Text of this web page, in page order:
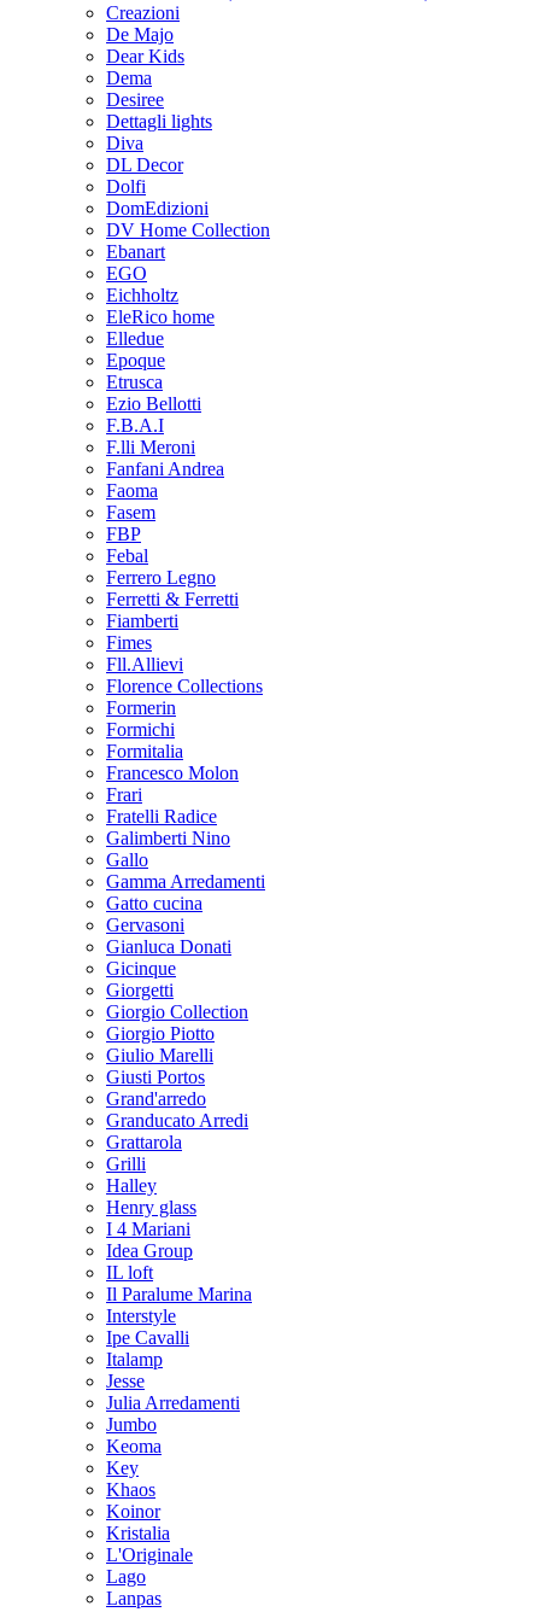
Creazioni
De Majo
Dear Kids
Dema
Desiree
Dettagli lights
Diva
DL Decor
Dolfi
DomEdizioni
DV Home Collection
Ebanart
EGO
Eichholtz
EleRico home
Elledue
Epoque
Etrusca
Ezio Bellotti
F.B.A.I
F.lli Meroni
Fanfani Andrea
Faoma
Fasem
FBP
Febal
Ferrero Legno
Ferretti & Ferretti
Fiamberti
Fimes
Fll.Allievi
Florence Collections
Formerin
Formichi
Formitalia
Francesco Molon
Frari
Fratelli Radice
Galimberti Nino
Gallo
Gamma Arredamenti
Gatto cucina
Gervasoni
Gianluca Donati
Gicinque
Giorgetti
Giorgio Collection
Giorgio Piotto
Giulio Marelli
Giusti Portos
Grand'arredo
Granducato Arredi
Grattarola
Grilli
Halley
Henry glass
I 4 Mariani
Idea Group
IL loft
Il Paralume Marina
Interstyle
Ipe Cavalli
Italamp
Jesse
Julia Arredamenti
Jumbo
Keoma
Key
Khaos
Koinor
Kristalia
L'Originale
Lago
Lanpas